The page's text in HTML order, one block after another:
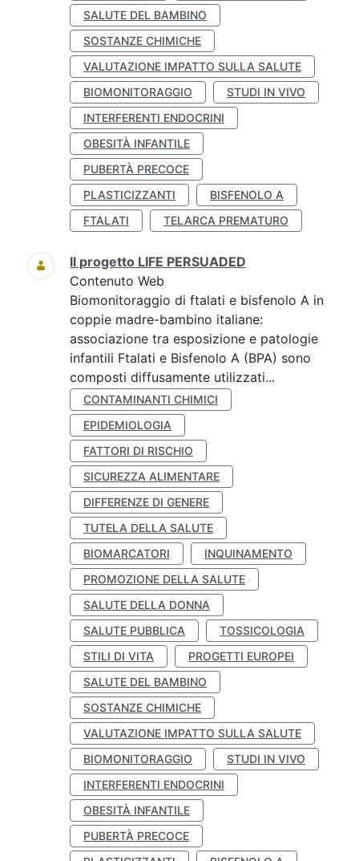
SALUTE DEL BAMBINO
SOSTANZE CHIMICHE
VALUTAZIONE IMPATTO SULLA SALUTE
BIOMONITORAGGIO
STUDI IN VIVO
INTERFERENTI ENDOCRINI
OBESITÀ INFANTILE
PUBERTÀ PRECOCE
PLASTICIZZANTI
BISFENOLO A
FTALATI
TELARCA PREMATURO
Il progetto LIFE PERSUADED
Contenuto Web
Biomonitoraggio di ftalati e bisfenolo A in
coppie madre-bambino italiane:
associazione tra esposizione e patologie
infantili Ftalati e Bisfenolo A (BPA) sono
composti diffusamente utilizzati...
CONTAMINANTI CHIMICI
EPIDEMIOLOGIA
FATTORI DI RISCHIO
SICUREZZA ALIMENTARE
DIFFERENZE DI GENERE
TUTELA DELLA SALUTE
BIOMARCATORI
INQUINAMENTO
PROMOZIONE DELLA SALUTE
SALUTE DELLA DONNA
SALUTE PUBBLICA
TOSSICOLOGIA
STILI DI VITA
PROGETTI EUROPEI
SALUTE DEL BAMBINO
SOSTANZE CHIMICHE
VALUTAZIONE IMPATTO SULLA SALUTE
BIOMONITORAGGIO
STUDI IN VIVO
INTERFERENTI ENDOCRINI
OBESITÀ INFANTILE
PUBERTÀ PRECOCE